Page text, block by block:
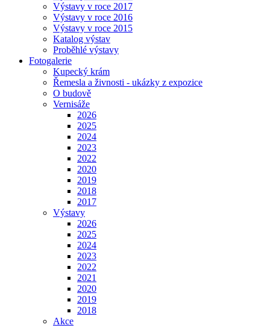
Výstavy v roce 2017
Výstavy v roce 2016
Výstavy v roce 2015
Katalog výstav
Proběhlé výstavy
Fotogalerie
Kupecký krám
Řemesla a živnosti - ukázky z expozice
O budově
Vernisáže
2026
2025
2024
2023
2022
2020
2019
2018
2017
Výstavy
2026
2025
2024
2023
2022
2021
2020
2019
2018
Akce